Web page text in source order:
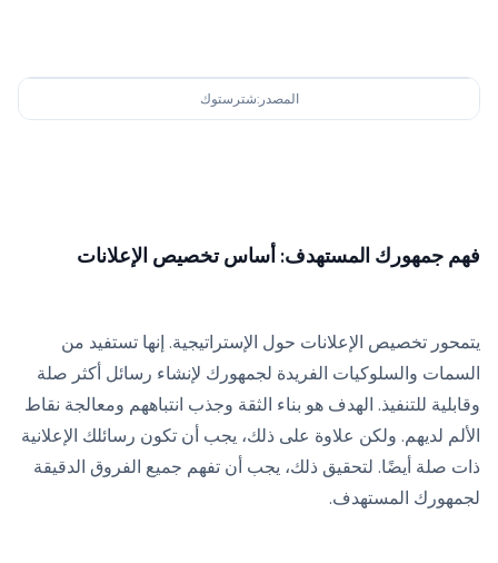
المصدر:شترستوك
فهم جمهورك المستهدف: أساس تخصيص الإعلانات
يتمحور تخصيص الإعلانات حول الإستراتيجية. إنها تستفيد من
السمات والسلوكيات الفريدة لجمهورك لإنشاء رسائل أكثر صلة
وقابلية للتنفيذ. الهدف هو بناء الثقة وجذب انتباههم ومعالجة نقاط
الألم لديهم. ولكن علاوة على ذلك، يجب أن تكون رسائلك الإعلانية
ذات صلة أيضًا. لتحقيق ذلك، يجب أن تفهم جميع الفروق الدقيقة
لجمهورك المستهدف.